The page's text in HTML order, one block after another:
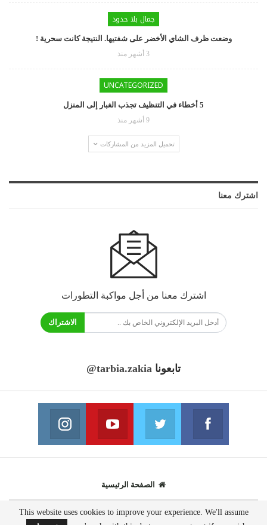
جمال بلا حدود
وضعت ظرف الشاي الأخضر على شفتيها. النتيجة كانت سحرية !
3 أشهر منذ
UNCATEGORIZED
5 أخطاء في التنظيف تجذب الغبار إلى المنزل
9 أشهر منذ
تحميل المزيد من المشاركات
اشترك معنا
اشترك معنا من أجل مواكبة التطورات
الاشتراك
تابعونا @tarbia.zakia
فايسبوك
انضم الينا انضم الينا
يوتيوب
انضم الينا
الصفحة الرئيسية
© 2020 - جميع الحقوق محفوظة.
This website uses cookies to improve your experience. We'll assume